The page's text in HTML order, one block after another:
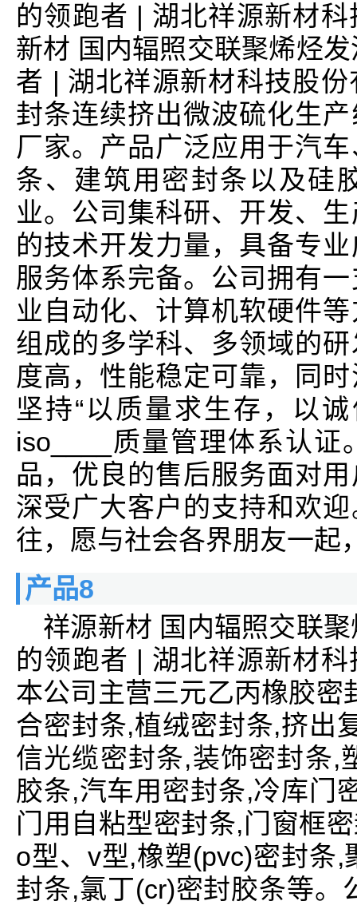
的领跑者 | 湖北祥源新材
新材 国内辐照交联聚烯烃
者 | 湖北祥源新材科技股
封条连续挤出微波硫化生
厂家。产品广泛应用于汽
条、建筑用密封条以及硅
业。公司集科研、开发、
的技术开发力量，具备专
服务体系完备。公司拥有
业自动化、计算机软硬件
组成的多学科、多领域的
度高，性能稳定可靠，同
坚持“以质量求生存，以
iso____质量管理体系认
品，优良的售后服务面对
深受广大客户的支持和欢
往，愿与社会各界朋友一起
产品8
祥源新材 国内辐照交联
的领跑者 | 湖北祥源新材
本公司主营三元乙丙橡胶密
合密封条,植绒密封条,挤出
信光缆密封条,装饰密封条,
胶条,汽车用密封条,冷库门
门用自粘型密封条,门窗框
o型、v型,橡塑(pvc)密封条
封条,氯丁(cr)密封胶条等。